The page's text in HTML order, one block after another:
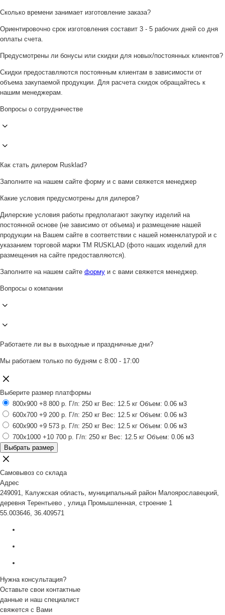
Сколько времени занимает изготовление заказа?
Ориентировочно срок изготовления составит 3 - 5 рабочих дней со дня
оплаты счета.
Предусмотрены ли бонусы или скидки для новых/постоянных клиентов?
Скидки предоставляются постоянным клиентам в зависимости от
объема закупаемой продукции. Для расчета скидок обращайтесь к
нашим менеджерам.
Вопросы о сотрудничестве
Как стать дилером Rusklad?
Заполните на нашем сайте форму и с вами свяжется менеджер
Какие условия предусмотрены для дилеров?
Дилерские условия работы предполагают закупку изделий на
постоянной основе (не зависимо от объема) и размещение нашей
продукции на Вашем сайте в соответствии с нашей номенклатурой и с
указанием торговой марки ТМ RUSKLAD (фото наших изделий для
размещения на сайте предоставляются).
Заполните на нашем сайте форму и с вами свяжется менеджер.
Вопросы о компании
Работаете ли вы в выходные и праздничные дни?
Мы работаем только по будням с 8:00 - 17:00
Выберите размер платформы
800x900 +8 800 р. Г/п: 250 кг Вес: 12.5 кг Объем: 0.06 м3
600x700 +9 200 р. Г/п: 250 кг Вес: 12.5 кг Объем: 0.06 м3
600x900 +9 573 р. Г/п: 250 кг Вес: 12.5 кг Объем: 0.06 м3
700x1000 +10 700 р. Г/п: 250 кг Вес: 12.5 кг Объем: 0.06 м3
Выбрать размер
Самовывоз со склада
Адрес
249091, Калужская область, муниципальный район Малоярославецкий,
деревня Терентьево , улица Промышленная, строение 1
55.003646, 36.409571
Нужна консультация?
Оставьте свои контактные
данные и наш специалист
свяжется с Вами